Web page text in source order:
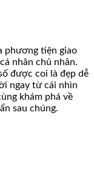
₫.
phương tiện giao
nhân chủ nhân.
được coi là đẹp dễ
ngay từ cái nhìn
khám phá về
sau chúng.